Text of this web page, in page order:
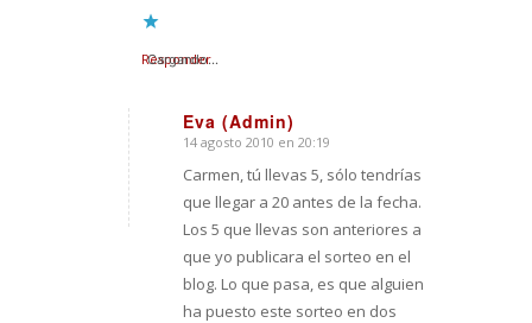
Cargando...
Responder
Eva (Admin)
Dice:
14 agosto 2010 en 20:19
Carmen, tú llevas 5, sólo tendrías
que llegar a 20 antes de la fecha.
Los 5 que llevas son anteriores a
que yo publicara el sorteo en el
blog. Lo que pasa, es que alguien
ha puesto este sorteo en dos